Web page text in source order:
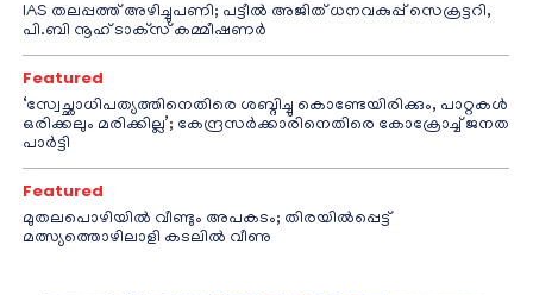
IAS തലപ്പത്ത് അഴിച്ചുപണി; പട്ടീല്‍ അജിത് ധനവകുപ്പ് സെക്രട്ടറി,
പി.ബി നൂഹ് ടാക്‌സ് കമ്മീഷണര്‍
Featured
‘സ്വേച്ഛാധിപത്യത്തിനെതിരെ ശബ്ദിച്ചു കൊണ്ടേയിരിക്കും, പാറ്റകൾ
ഒരിക്കലും മരിക്കില്ല’; കേന്ദ്രസർക്കാരിനെതിരെ കോക്രോച്ച് ജനത
പാർട്ടി
Featured
മുതലപൊഴിയിൽ വീണ്ടും അപകടം; തിരയിൽപ്പെട്ട്
മത്സ്യത്തൊഴിലാളി കടലിൽ വീണു